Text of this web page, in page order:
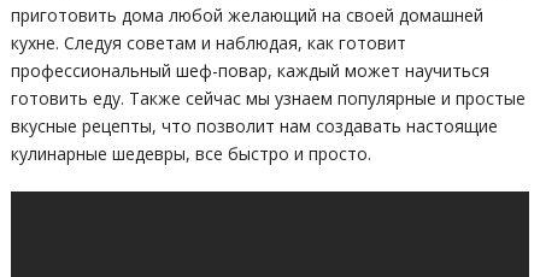
приготовить дома любой желающий на своей домашней
кухне. Следуя советам и наблюдая, как готовит
профессиональный шеф-повар, каждый может научиться
готовить еду. Также сейчас мы узнаем популярные и простые
вкусные рецепты, что позволит нам создавать настоящие
кулинарные шедевры, все быстро и просто.